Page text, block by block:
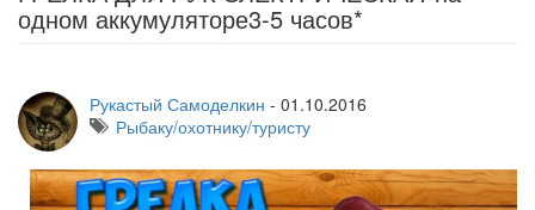
одном аккумуляторе3-5 часов*
Рукастый Самоделкин - 01.10.2016
Рыбаку/охотнику/туристу